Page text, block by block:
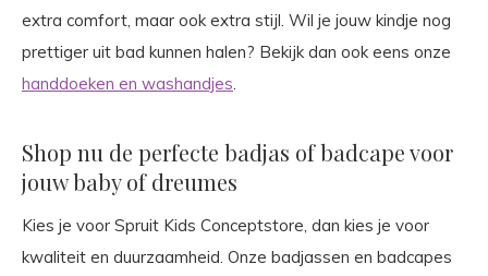
extra comfort, maar ook extra stijl. Wil je jouw kindje nog
prettiger uit bad kunnen halen? Bekijk dan ook eens onze
handdoeken en washandjes.
Shop nu de perfecte badjas of badcape voor
jouw baby of dreumes
Kies je voor Spruit Kids Conceptstore, dan kies je voor
kwaliteit en duurzaamheid. Onze badjassen en badcapes